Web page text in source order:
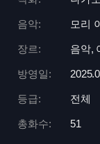
음악: 모리
장르: 음악,
방영일:
등급: 전체
총화수: 51